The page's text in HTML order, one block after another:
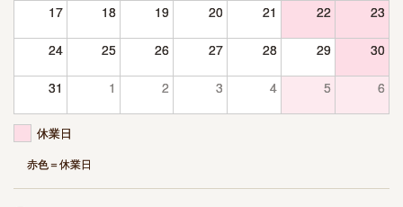
17 18 19 20 21 22 23
24 25 26 27 28 29 30
31 1 2 3 4 5 6
休業日
赤色＝休業日